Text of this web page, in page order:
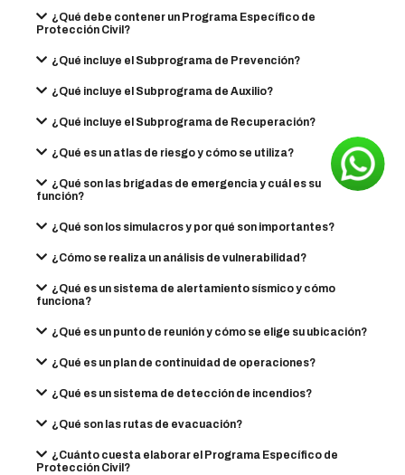
¿Qué debe contener un Programa Específico de
Protección Civil?
¿Qué incluye el Subprograma de Prevención?
¿Qué incluye el Subprograma de Auxilio?
¿Qué incluye el Subprograma de Recuperación?
¿Qué es un atlas de riesgo y cómo se utiliza?
¿Qué son las brigadas de emergencia y cuál es su
función?
¿Qué son los simulacros y por qué son importantes?
¿Cómo se realiza un análisis de vulnerabilidad?
¿Qué es un sistema de alertamiento sísmico y cómo
funciona?
¿Qué es un punto de reunión y cómo se elige su ubicación?
¿Qué es un plan de continuidad de operaciones?
¿Qué es un sistema de detección de incendios?
¿Qué son las rutas de evacuación?
¿Cuánto cuesta elaborar el Programa Específico de
Protección Civil?